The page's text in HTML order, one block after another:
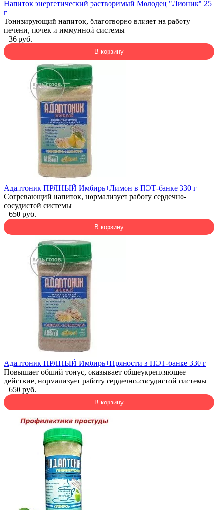
Напиток энергетический растворимый Молодец "Лионик" 25
г
Тонизирующий напиток, благотворно влияет на работу
печени, почек и иммунной системы
36 руб.
В корзину
Адаптоник ПРЯНЫЙ Имбирь+Лимон в ПЭТ-банке 330 г
Согревающий напиток, нормализует работу сердечно-
сосудистой системы
650 руб.
В корзину
Адаптоник ПРЯНЫЙ Имбирь+Пряности в ПЭТ-банке 330 г
Повышает общий тонус, оказывает общеукрепляющее
действие, нормализует работу сердечно-сосудистой системы.
650 руб.
В корзину